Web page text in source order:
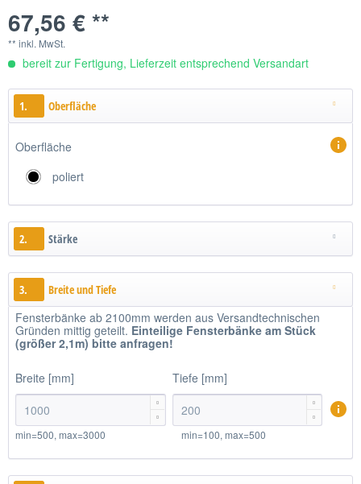
67,56 € **
** inkl. MwSt.
bereit zur Fertigung, Lieferzeit entsprechend Versandart
1. Oberfläche
Oberfläche
poliert
2. Stärke
3. Breite und Tiefe
Fensterbänke ab 2100mm werden aus Versandtechnischen
Gründen mittig geteilt. Einteilige Fensterbänke am Stück
(größer 2,1m) bitte anfragen!
Breite [mm]


Tiefe [mm]


min=500, max=3000 min=100, max=500